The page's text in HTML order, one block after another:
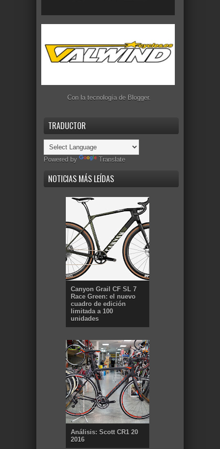
Con la tecnología de Blogger.
TRADUCTOR
Powered by Translate
NOTICIAS MÁS LEÍDAS
Canyon Grail CF SL 7
Race Green: el nuevo
cuadro de edición
limitada a 100
unidades
Análisis: Scott CR1 20
2016